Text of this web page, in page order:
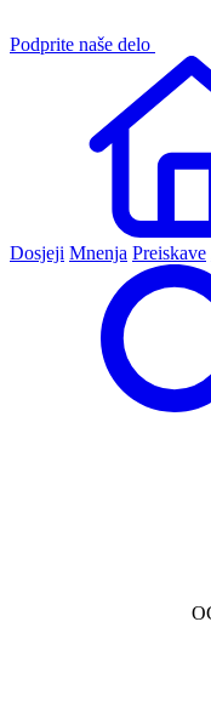
Podprite naše delo
Dosjeji Mnenja Preiskave